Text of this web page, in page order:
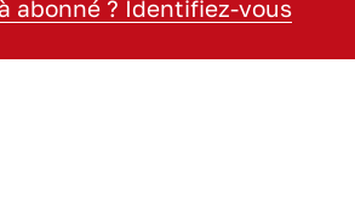
abonné ? Identifiez-vous